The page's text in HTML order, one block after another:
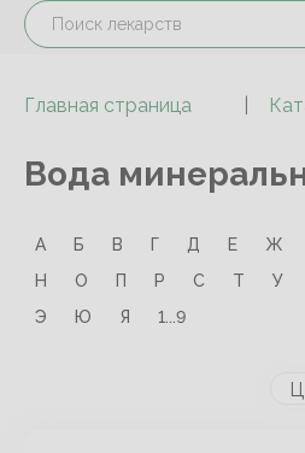
Главная страница
Вода
А Б В Г Д Е Ж
Н
О П Р С Т У
Э
Ю Я 1...9